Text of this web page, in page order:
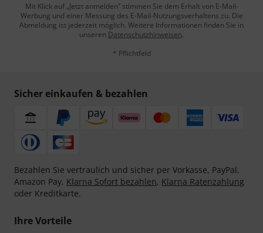
Mit Klick auf „Jetzt anmelden“ stimmen Sie dem Erhalt von E-Mail-
Werbung und einer Messung des E-Mail-Nutzungsverhaltens zu. Die
Abmeldung ist jederzeit möglich. Weitere Informationen finden Sie in
unseren Datenschutzhinweisen.
* Pflichtfeld
Sicher einkaufen & bezahlen
Bezahlen Sie vertraulich und sicher per Vorkasse, PayPal,
Amazon Pay, Klarna Sofort bezahlen, Klarna Ratenzahlung
oder Kreditkarte.
Ihre Vorteile